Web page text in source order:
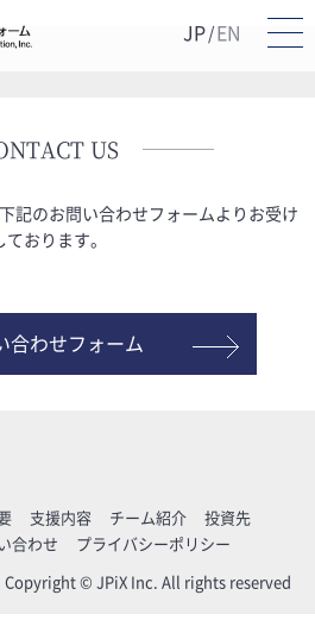
JP / EN
US
記のお問い合わせフォームよりお受け
ております。
合わせフォーム
支援内容 チーム紹介
投資先
合わせ プライバシーポリシー
Copyright © JPiX Inc. All rights reserved